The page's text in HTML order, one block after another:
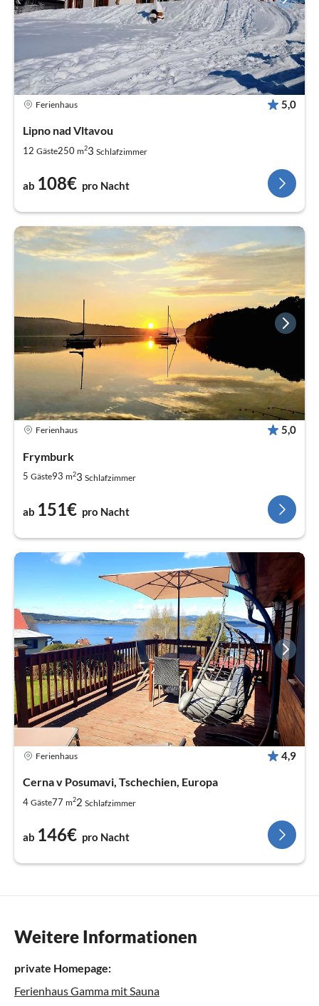
Ferienhaus 5,0
Lipno nad Vltavou
12 Gäste250 m23 Schlafzimmer
ab 108€ pro Nacht
Ferienhaus 5,0
Frymburk
5 Gäste93 m23 Schlafzimmer
ab 151€ pro Nacht
Ferienhaus 4,9
Cerna v Posumavi, Tschechien, Europa
4 Gäste77 m22 Schlafzimmer
ab 146€ pro Nacht
Weitere Informationen
private Homepage:
Ferienhaus Gamma mit Sauna